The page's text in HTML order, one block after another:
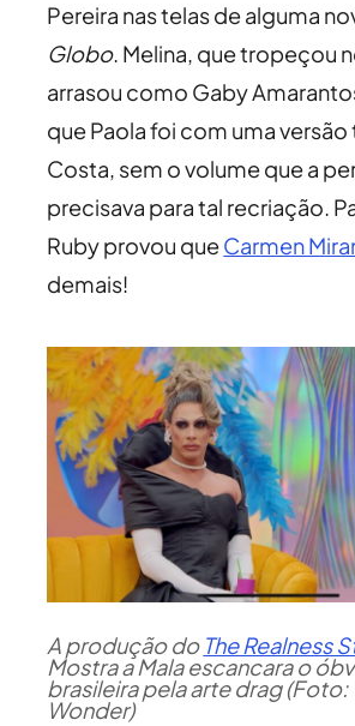
Pereira nas telas de alguma
Globo. Melina, que tropeçou
arrasou como Gaby
que Paola foi com uma
Costa, sem o volume que a
precisava para tal recriação.
Ruby provou queCarmen
demais!
A produção do The Realness
Mostra a Mala escancara o
brasileira pela arte drag
Wonder)